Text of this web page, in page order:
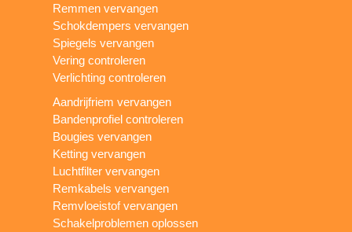
Remmen vervangen
Schokdempers vervangen
Spiegels vervangen
Vering controleren
Verlichting controleren
Aandrijfriem vervangen
Bandenprofiel controleren
Bougies vervangen
Ketting vervangen
Luchtfilter vervangen
Remkabels vervangen
Remvloeistof vervangen
Schakelproblemen oplossen